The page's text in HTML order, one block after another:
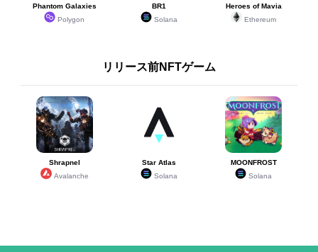
Phantom Galaxies
Polygon
BR1
Solana
Heroes of Mavia
Ethereum
リリース前NFTゲーム
Shrapnel
Avalanche
Star Atlas
Solana
MOONFROST
Solana